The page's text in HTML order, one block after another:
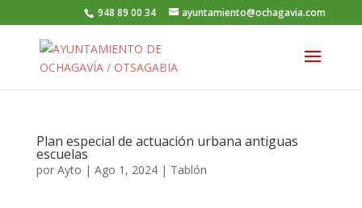
948 89 00 34 ayuntamiento@ochagavia.com
Plan especial de actuación urbana antiguas
escuelas
por Ayto | Ago 1, 2024| Tablón